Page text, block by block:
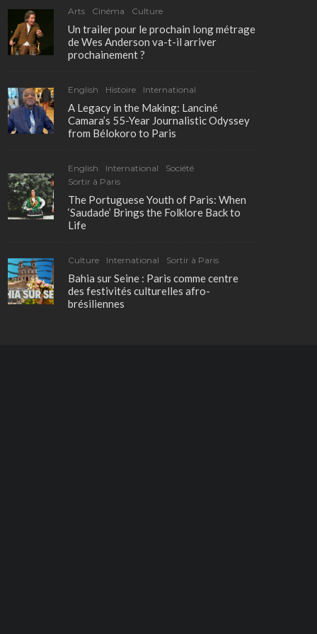
Arts Cinéma Culture
Un trailer pour le prochain long métrage
de Wes Anderson va-t-il arriver
prochainement ?
English Histoire International
A Legacy in the Making: Lanciné
Camara’s 55-Year Journalistic Odyssey
from Bélokoro to Paris
English International
Société
Sortir à Paris
The Portuguese Youth of Paris: When
‘Saudade’ Brings the Folklore Back to
Life
Culture International Sortir à Paris
Bahia sur Seine : Paris comme centre
des festivités culturelles afro-
brésiliennes